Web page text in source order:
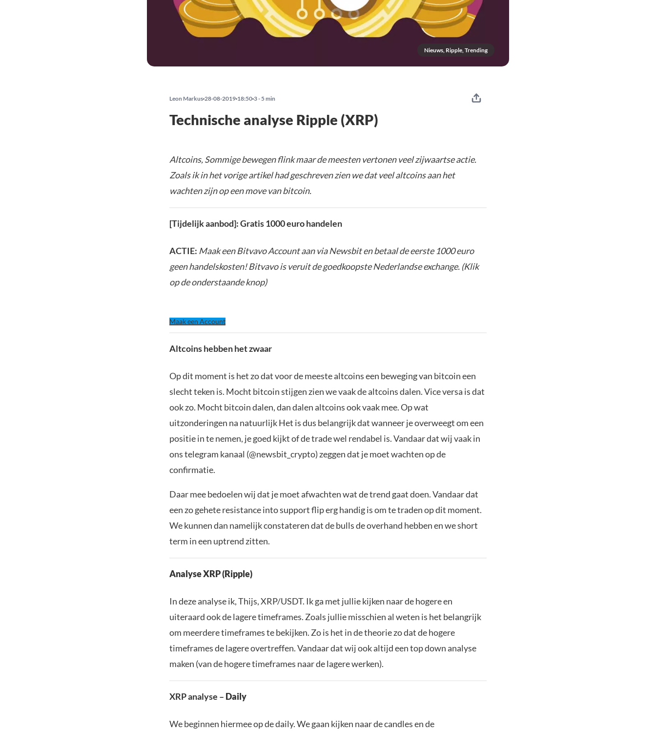
Nieuws, Ripple, Trending
Leon Markus 28-08-2019 18:50 3 - 5 min
Technische analyse Ripple (XRP)
Altcoins, Sommige bewegen flink maar de meesten vertonen veel zijwaartse actie.
Zoals ik in het vorige artikel had geschreven zien we dat veel altcoins aan het
wachten zijn op een move van bitcoin.
[Tijdelijk aanbod]: Gratis 1000 euro handelen
ACTIE: Maak een Bitvavo Account aan via Newsbit en betaal de eerste 1000 euro
geen handelskosten! Bitvavo is veruit de goedkoopste Nederlandse exchange. (Klik
op de onderstaande knop)
Maak een Account
Altcoins hebben het zwaar
Op dit moment is het zo dat voor de meeste altcoins een beweging van bitcoin een
slecht teken is. Mocht bitcoin stijgen zien we vaak de altcoins dalen. Vice versa is dat
ook zo. Mocht bitcoin dalen, dan dalen altcoins ook vaak mee. Op wat
uitzonderingen na natuurlijk Het is dus belangrijk dat wanneer je overweegt om een
positie in te nemen, je goed kijkt of de trade wel rendabel is. Vandaar dat wij vaak in
ons telegram kanaal (@newsbit_crypto) zeggen dat je moet wachten op de
confirmatie.
Daar mee bedoelen wij dat je moet afwachten wat de trend gaat doen. Vandaar dat
een zo gehete resistance into support flip erg handig is om te traden op dit moment.
We kunnen dan namelijk constateren dat de bulls de overhand hebben en we short
term in een uptrend zitten.
Analyse XRP (Ripple)
In deze analyse ik, Thijs, XRP/USDT. Ik ga met jullie kijken naar de hogere en
uiteraard ook de lagere timeframes. Zoals jullie misschien al weten is het belangrijk
om meerdere timeframes te bekijken. Zo is het in de theorie zo dat de hogere
timeframes de lagere overtreffen. Vandaar dat wij ook altijd een top down analyse
maken (van de hogere timeframes naar de lagere werken).
XRP analyse – Daily
We beginnen hiermee op de daily. We gaan kijken naar de candles en de